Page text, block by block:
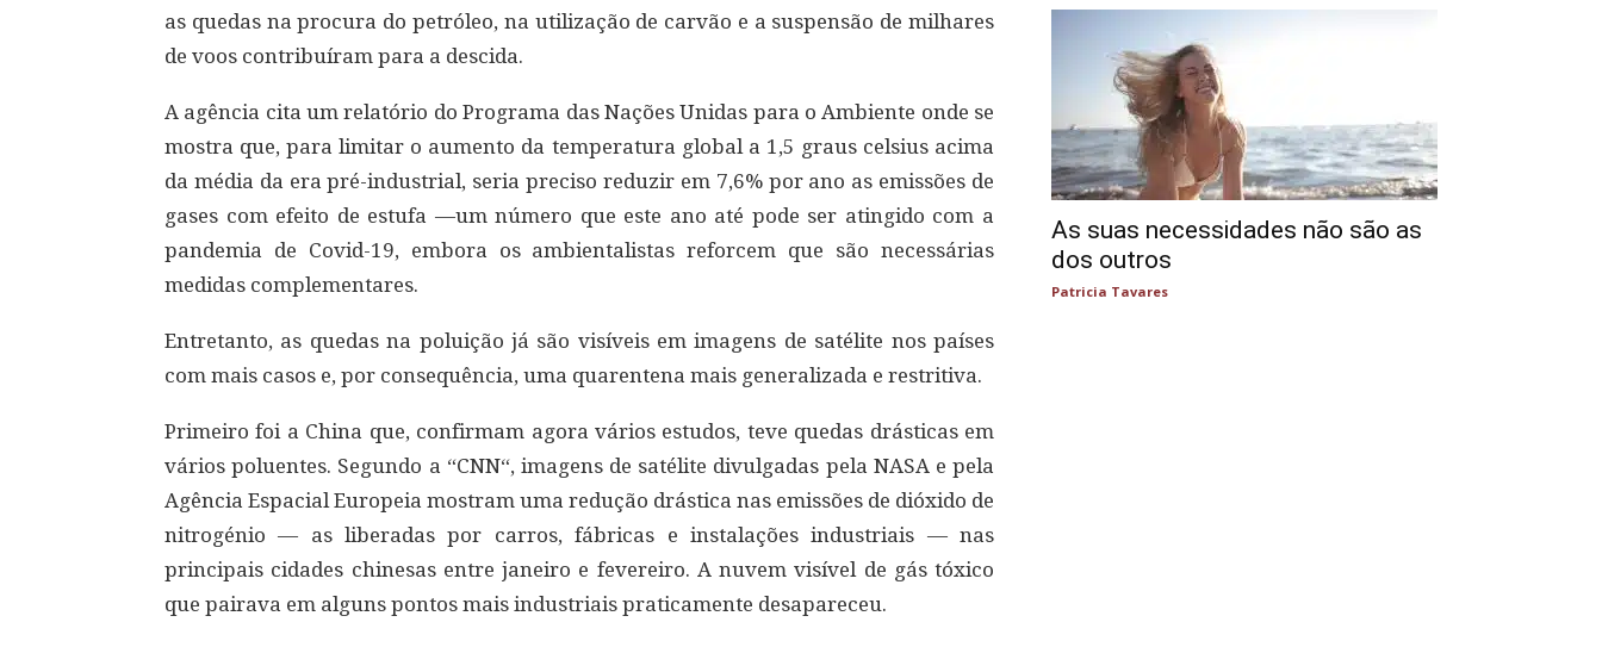
as quedas na procura do petróleo, na utilização de carvão e a suspensão de milhares
de voos contribuíram para a descida.
A agência cita um relatório do Programa das Nações Unidas para o Ambiente onde se
mostra que, para limitar o aumento da temperatura global a 1,5 graus celsius acima
da média da era pré-industrial, seria preciso reduzir em 7,6% por ano as emissões de
gases com efeito de estufa —um número que este ano até pode ser atingido com a
pandemia de Covid-19, embora os ambientalistas reforcem que são necessárias
medidas complementares.
Entretanto, as quedas na poluição já são visíveis em imagens de satélite nos países
com mais casos e, por consequência, uma quarentena mais generalizada e restritiva.
Primeiro foi a China que, confirmam agora vários estudos, teve quedas drásticas em
vários poluentes. Segundo a “CNN“, imagens de satélite divulgadas pela NASA e pela
Agência Espacial Europeia mostram uma redução drástica nas emissões de dióxido de
nitrogénio — as liberadas por carros, fábricas e instalações industriais — nas
principais cidades chinesas entre janeiro e fevereiro. A nuvem visível de gás tóxico
que pairava em alguns pontos mais industriais praticamente desapareceu.
As suas necessidades não são as
dos outros
Patricia Tavares